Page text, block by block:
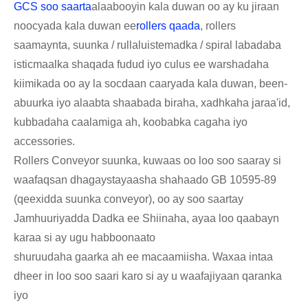
GCS soo saartaalaabooyin kala duwan oo ay ku jiraan
noocyada kala duwan eerollers qaada, rollers
saamaynta, suunka / rullaluistemadka / spiral labadaba
isticmaalka shaqada fudud iyo culus ee warshadaha
kiimikada oo ay la socdaan caaryada kala duwan, been-
abuurka iyo alaabta shaabada biraha, xadhkaha jaraa'id,
kubbadaha caalamiga ah, koobabka cagaha iyo
accessories.
Rollers Conveyor suunka, kuwaas oo loo soo saaray si
waafaqsan dhagaystayaasha shahaado GB 10595-89
(qeexidda suunka conveyor), oo ay soo saartay
Jamhuuriyadda Dadka ee Shiinaha, ayaa loo qaabayn
karaa si ay ugu habboonaato
shuruudaha gaarka ah ee macaamiisha. Waxaa intaa
dheer in loo soo saari karo si ay u waafajiyaan qaranka
iyo